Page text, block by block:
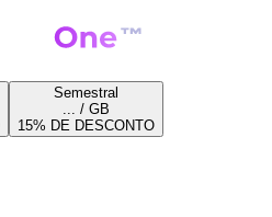
Semestral
... / GB
15% DE DESCONTO